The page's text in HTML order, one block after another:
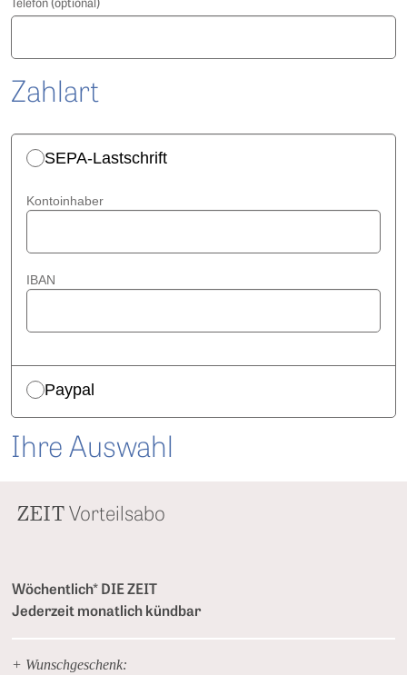
Telefon (optional)
Zahlart
SEPA-Lastschrift
Kontoinhaber
IBAN
Paypal
Ihre Auswahl
ZEIT Vorteilsabo
Wöchentlich* DIE ZEIT
Jederzeit monatlich kündbar
+ Wunschgeschenk: